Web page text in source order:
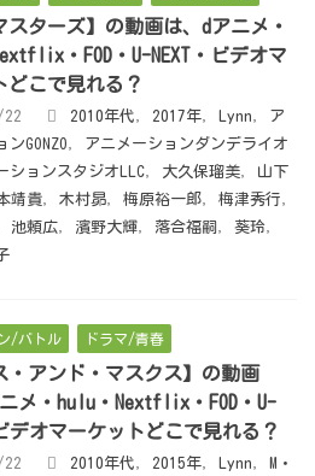
スターズ】の動画は、dアニメ・
・FOD・U-NEXT・ビデオマ
どこで見れる？
22 2010年代, 2017年, Lynn, ア
GONZO, アニメーションダンデライオ
ションスタジオLLC, 大久保瑠美, 山下
靖貴, 木村昴, 梅原裕一郎, 梅津秀行,
池頼広, 濱野大輝, 落合福嗣 , 葵玲,
/バトル ドラマ/青春
・アンド・マスクス】の動画
メ・hulu・Nextflix・FOD・U-
デオマーケットどこで見れる？
22 2010年代, 2015年, Lynn, M・